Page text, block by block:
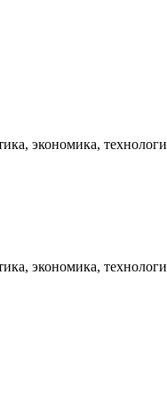
экономика,
экономика,